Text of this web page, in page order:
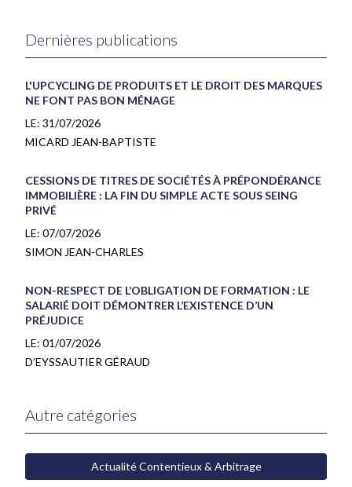
Dernières publications
L'UPCYCLING DE PRODUITS ET LE DROIT DES MARQUES
NE FONT PAS BON MÉNAGE
LE: 31/07/2026
MICARD JEAN-BAPTISTE
CESSIONS DE TITRES DE SOCIÉTÉS À PRÉPONDÉRANCE
IMMOBILIÈRE : LA FIN DU SIMPLE ACTE SOUS SEING
PRIVÉ
LE: 07/07/2026
SIMON JEAN-CHARLES
NON-RESPECT DE L’OBLIGATION DE FORMATION : LE
SALARIÉ DOIT DÉMONTRER L’EXISTENCE D’UN
PRÉJUDICE
LE: 01/07/2026
D’EYSSAUTIER GÉRAUD
Autre catégories
Actualité Contentieux & Arbitrage